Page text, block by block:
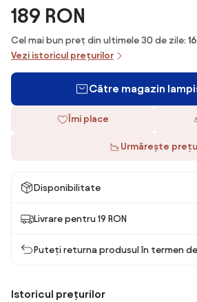
189 RON
Cel mai bun preț din ultimele 30 de zile:
Vezi istoricul prețurilor
Către magazin
Îmi place
Urmărește prețul
Disponibilitate
Livrare pentru 19 RON
Puteți returna produsul în termen
Istoricul prețurilor